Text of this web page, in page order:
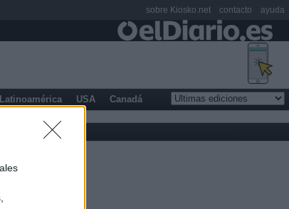
Latinoamérica USA Canadá
sobre Kiosko.net contacto ayuda